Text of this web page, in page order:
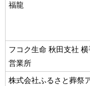
福龍
フコク生命 秋田支社 横
営業所
株式会社ふるさと葬祭